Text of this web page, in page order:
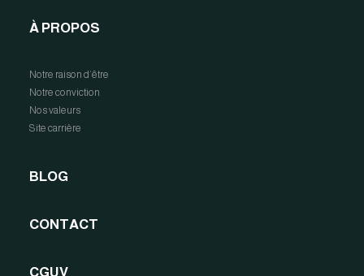
À PROPOS
Notre raison d’être
Notre conviction
Nos valeurs
Site carrière
BLOG
CONTACT
CGUV